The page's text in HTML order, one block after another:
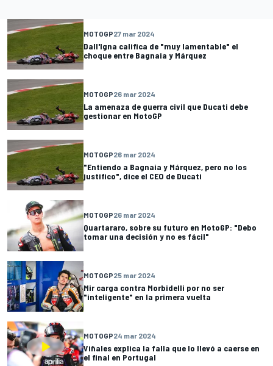
MOTOGP27 mar 2024
Dall'Igna califica de "muy lamentable" el
choque entre Bagnaia y Márquez
MOTOGP26 mar 2024
La amenaza de guerra civil que Ducati debe
gestionar en MotoGP
MOTOGP26 mar 2024
"Entiendo a Bagnaia y Márquez, pero no los
justifico", dice el CEO de Ducati
MOTOGP26 mar 2024
Quartararo, sobre su futuro en MotoGP: "Debo
tomar una decisión y no es fácil"
MOTOGP25 mar 2024
Mir carga contra Morbidelli por no ser
"inteligente" en la primera vuelta
MOTOGP24 mar 2024
Viñales explica la falla que lo llevó a caerse en
el final en Portugal